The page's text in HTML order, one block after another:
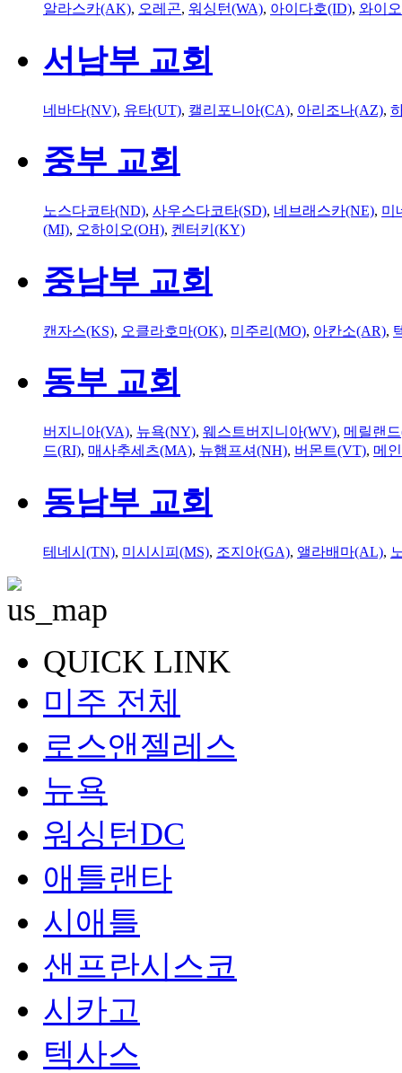
알라스카(AK), 오레곤, 워싱턴(WA), 아이다호(ID), 와이
서남부 교회
네바다(NV), 유타(UT), 캘리포니아(CA), 아리조나(AZ),
중부 교회
노스다코타(ND), 사우스다코타(SD), 네브래스카(NE), 미
(MI), 오하이오(OH), 켄터키(KY)
중남부 교회
캔자스(KS), 오클라호마(OK), 미주리(MO), 아칸소(AR),
동부 교회
버지니아(VA), 뉴욕(NY), 웨스트버지니아(WV), 메릴랜
드(RI), 매사추세츠(MA), 뉴햄프셔(NH), 버몬트(VT), 메
동남부 교회
테네시(TN), 미시시피(MS), 조지아(GA), 앨라배마(AL),
QUICK LINK
미주 전체
로스앤젤레스
뉴욕
워싱턴DC
애틀랜타
시애틀
샌프란시스코
시카고
텍사스